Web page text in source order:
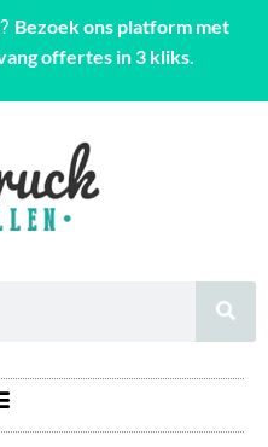
Bezoek ons platform met
offertes in 3 kliks.